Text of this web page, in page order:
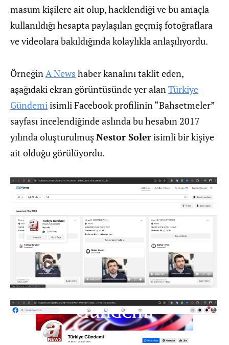
masum kişilere ait olup, hacklendiği ve bu amaçla
kullanıldığı hesapta paylaşılan geçmiş fotoğraflara
ve videolara bakıldığında kolaylıkla anlaşılıyordu.
ÖrneğinA News haber kanalını taklit eden,
aşağıdaki ekran görüntüsünde yer alanTürkiye
Gündemiisimli Facebook profilinin “Bahsetmeler”
sayfası incelendiğinde aslında bu hesabın 2017
yılında oluşturulmuşNestor Solerisimli bir kişiye
ait olduğu görülüyordu.